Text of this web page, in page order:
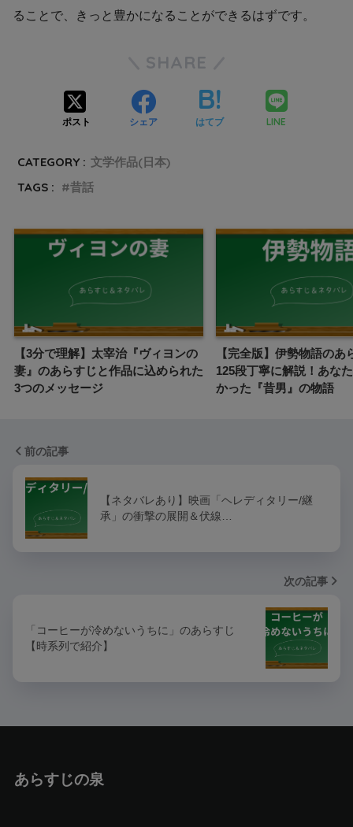
ることで、きっと豊かになることができるはずです。
SHARE
ポスト シェア はてブ LINE
CATEGORY : 文学作品(日本)
TAGS :
昔話
【3分で理解】太宰治『ヴィヨンの
妻』のあらすじと作品に込められた
3つのメッセージ
【完全版】伊勢物語のあ
125段丁寧に解説！あな
かった『昔男』の物語
前の記事
【ネタバレあり】映画「ヘレディタリー/継
承」の衝撃の展開＆伏線…
次の記事
「コーヒーが冷めないうちに」のあらすじ
【時系列で紹介】
あらすじの泉